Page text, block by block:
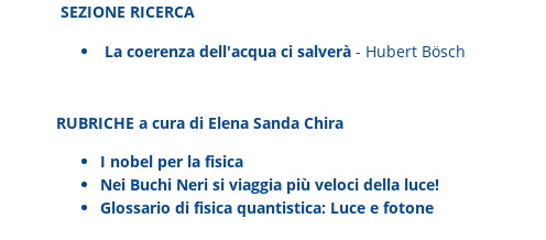
SEZIONE RICERCA
La coerenza dell'acqua ci salverà- Hubert Bösch
RUBRICHE a cura di Elena Sanda Chira
I nobel per la fisica
Nei Buchi Neri si viaggia più veloci della luce!
Glossario di fisica quantistica: Luce e fotone